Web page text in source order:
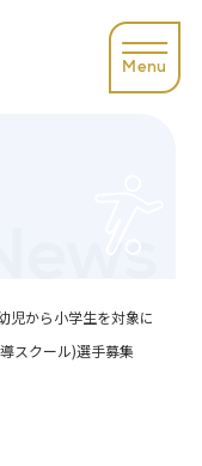
Menu
児から小学生を対象に
スクール)選手募集